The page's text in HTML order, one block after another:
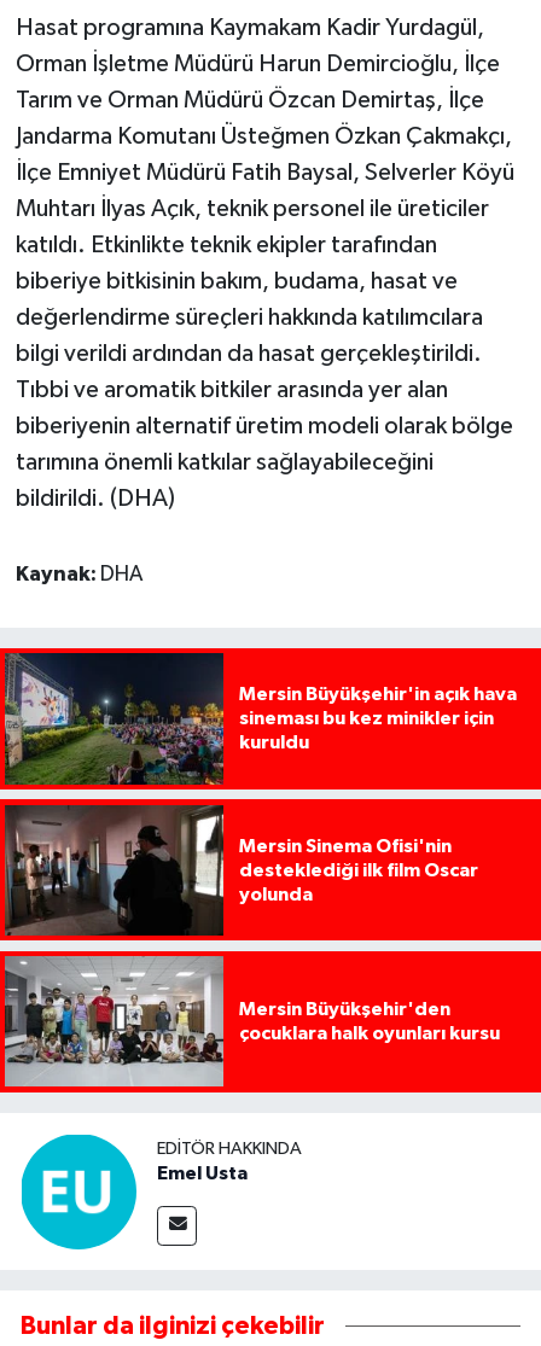
Hasat programına Kaymakam Kadir Yurdagül,
Orman İşletme Müdürü Harun Demircioğlu, İlçe
Tarım ve Orman Müdürü Özcan Demirtaş, İlçe
Jandarma Komutanı Üsteğmen Özkan Çakmakçı,
İlçe Emniyet Müdürü Fatih Baysal, Selverler Köyü
Muhtarı İlyas Açık, teknik personel ile üreticiler
katıldı. Etkinlikte teknik ekipler tarafından
biberiye bitkisinin bakım, budama, hasat ve
değerlendirme süreçleri hakkında katılımcılara
bilgi verildi ardından da hasat gerçekleştirildi.
Tıbbi ve aromatik bitkiler arasında yer alan
biberiyenin alternatif üretim modeli olarak bölge
tarımına önemli katkılar sağlayabileceğini
bildirildi. (DHA)
Kaynak: DHA
Mersin Büyükşehir'in açık hava
sineması bu kez minikler için
kuruldu
Mersin Sinema Ofisi'nin
desteklediği ilk film Oscar
yolunda
Mersin Büyükşehir'den
çocuklara halk oyunları kursu
EDITÖR HAKKINDA
Emel Usta
Bunlar da ilginizi çekebilir